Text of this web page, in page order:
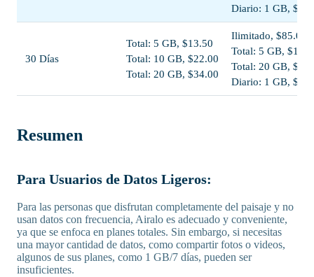
Diario: 1 GB,
30 Días
Total: 5 GB, $13.50
Total: 10 GB, $22.00
Total: 20 GB, $34.00
Ilimitado, $85.00
Total: 5 GB,
Total: 20 GB,
Diario: 1 GB,
Resumen
Para Usuarios de Datos Ligeros:
Para las personas que disfrutan completamente del paisaje y no
usan datos con frecuencia, Airalo es adecuado y conveniente,
ya que se enfoca en planes totales. Sin embargo, si necesitas
una mayor cantidad de datos, como compartir fotos o videos,
algunos de sus planes, como 1 GB/7 días, pueden ser
insuficientes.